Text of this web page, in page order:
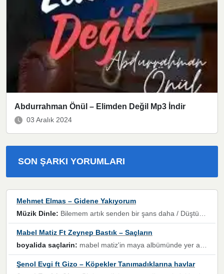
Abdurrahman Önül – Elimden Değil Mp3 İndir
03 Aralık 2024
SON ŞARKI YORUMLARI
Mehmet Elmas – Gidene Yakıyorum
Müzik Dinle: Bilemem artık senden bir şans daha / Düştüğün zaman ben olmayacağım yanında” dizeleri, artık geçmişin tekrarına izin verilmeyeceğini, kişisel sınırların çizildiğini gösteriyor.
Mabel Matiz Ft Zeynep Bastık – Saçların
boyalida saçlarin: mabel matiz'in maya albümünde yer alan güzellerden. parça da şarkı hani! müzikal altyapısına vurulduğum, sözlerinde kaybolduğum bir parça olmuş.
Şenol Evgi ft Gizo – Köpekler Tanımadıklarına havlar